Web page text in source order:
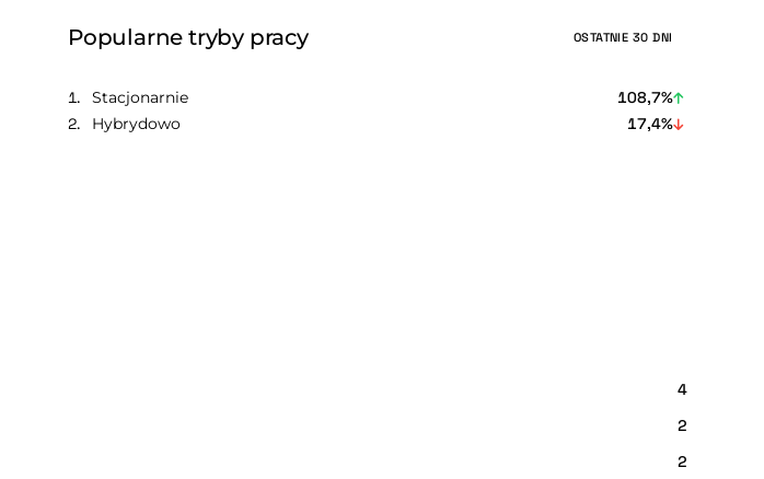
Popularne tryby pracy OSTATNIE 30 DNI
Stacjonarnie
108,7%
Hybrydowo
17,4%
4
2
2